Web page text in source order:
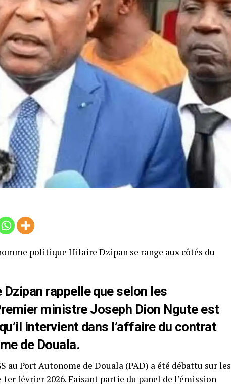
politique Hilaire Dzipan se range aux côtés du
rappelle que selon les
ministre Joseph Dion Ngute est
intervient dans l’affaire du contrat
de Douala.
au Port Autonome de Douala (PAD) a été débattu sur les
février 2026. Faisant partie du panel de l’émission